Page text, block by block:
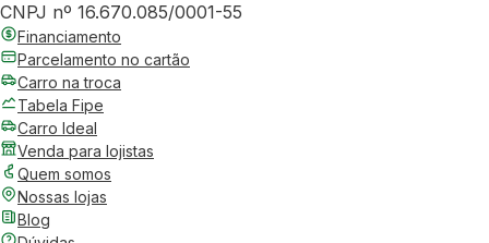
CNPJ nº 16.670.085/0001-55
Financiamento
Parcelamento no cartão
Carro na troca
Tabela Fipe
Carro Ideal
Venda para lojistas
Quem somos
Nossas lojas
Blog